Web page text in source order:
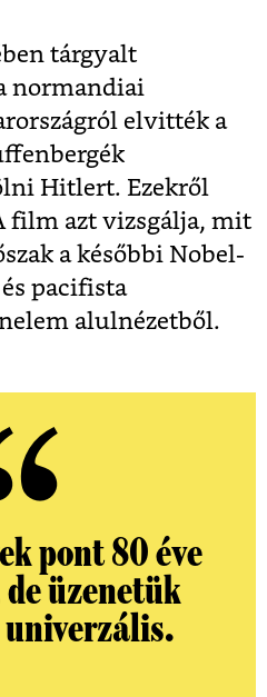
tárgyalt
normandiai
elvitték a
Hitlert. Ezekről
film azt vizsgálja, mit
a későbbi Nobel-
pacifista
alulnézetből.
pont 80 éve
üzenetük